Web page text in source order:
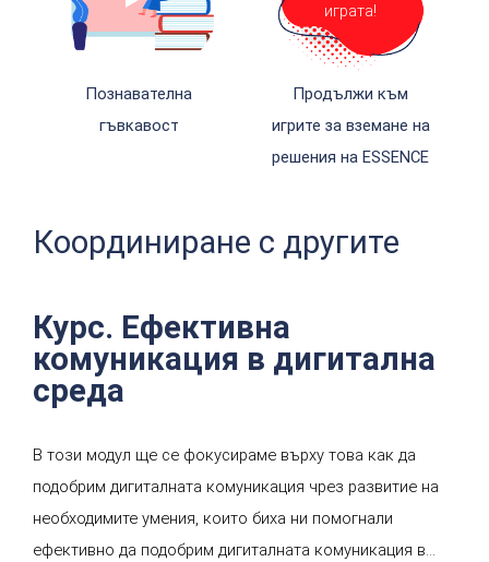
Познавателна
гъвкавост
играта!
Продължи към
игрите за вземане на
решения на ESSENCE
Координиране с другите
Курс. Ефективна
комуникация в дигитална
среда
В този модул ще се фокусираме върху това как да
подобрим дигиталната комуникация чрез развитие на
необходимите умения, които биха ни помогнали
ефективно да подобрим дигиталната комуникация в